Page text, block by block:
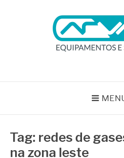
Tag: redes de
na zona leste